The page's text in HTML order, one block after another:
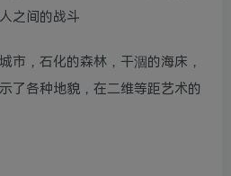
之间的战斗
市，石化的森林，干涸的海床，
了各种地貌，在二维等距艺术的